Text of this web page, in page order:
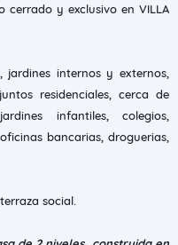
y exclusivo en VILLA
jardines internos y externos,
residenciales, cerca de
infantiles, colegios,
bancarias, droguerias,
social.